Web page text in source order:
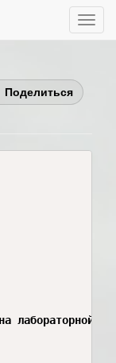
Toggle
Поделиться
лабораторной